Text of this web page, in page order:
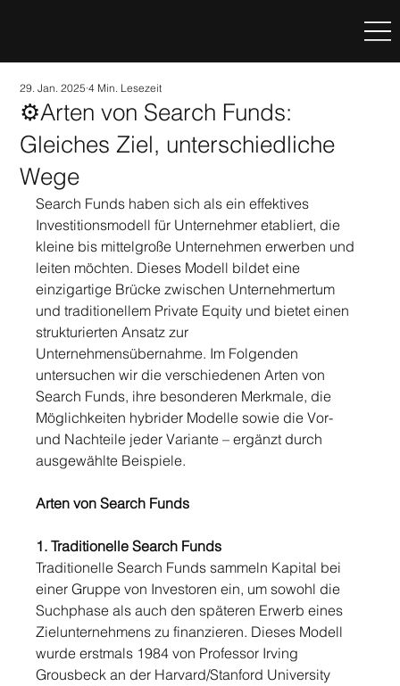
⚙️Arten von Search Funds:
Gleiches Ziel, unterschiedliche
Wege
29. Jan. 2025 4 Min. Lesezeit
Search Funds haben sich als ein effektives
Investitionsmodell für Unternehmer etabliert, die
kleine bis mittelgroße Unternehmen erwerben und
leiten möchten. Dieses Modell bildet eine
einzigartige Brücke zwischen Unternehmertum
und traditionellem Private Equity und bietet einen
strukturierten Ansatz zur
Unternehmensübernahme. Im Folgenden
untersuchen wir die verschiedenen Arten von
Search Funds, ihre besonderen Merkmale, die
Möglichkeiten hybrider Modelle sowie die Vor-
und Nachteile jeder Variante – ergänzt durch
ausgewählte Beispiele.
Arten von Search Funds
1. Traditionelle Search Funds
Traditionelle Search Funds sammeln Kapital bei
einer Gruppe von Investoren ein, um sowohl die
Suchphase als auch den späteren Erwerb eines
Zielunternehmens zu finanzieren. Dieses Modell
wurde erstmals 1984 von Professor Irving
Grousbeck an der Harvard/Stanford University